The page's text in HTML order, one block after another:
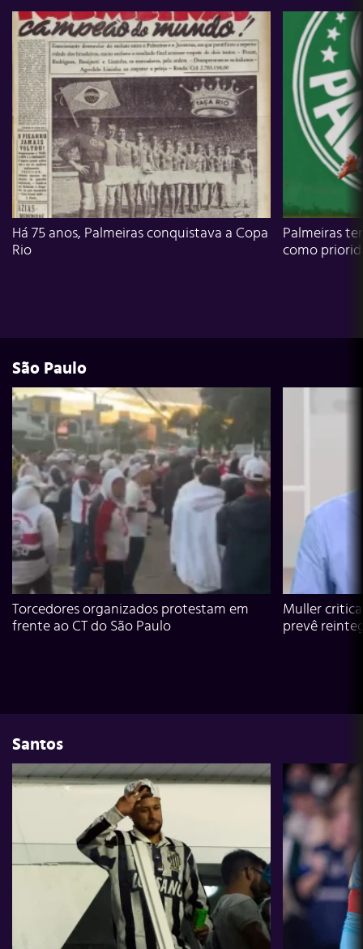
Há 75 anos, Palmeiras conquistava a Copa
Rio
Palmeiras
como
São Paulo
Torcedores organizados protestam em
frente ao CT do São Paulo
Muller
prevê
Santos